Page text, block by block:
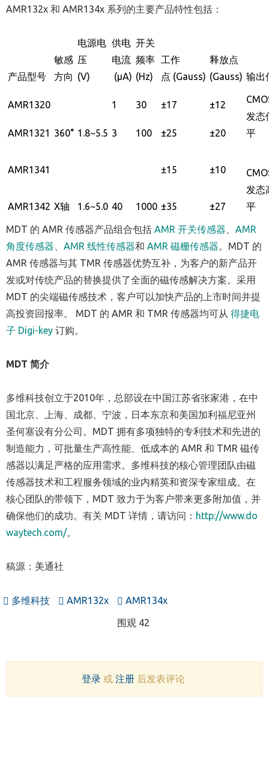
AMR132x 和 AMR134x 系列的主要产品特性包括：
产品型号
敏感
方向
电源电
压
(V)
供电
电流
(µA)
开关
频率
(Hz)
工作
点 (Gauss)
释放点
(Gauss) 输出
AMR1320
360° 1.8~5.5
1 30 ±17 ±12
发态
平
AMR1321 3 100 ±25 ±20
AMR1341
X轴 1.6~5.0 40 1000
±15 ±10
发态
平
AMR1342 ±35 ±27
MDT 的 AMR 传感器产品组合包括 AMR 开关传感器
AMR
角度传感器
AMR 线性传感器和 AMR 磁栅传感器。MDT 的
AMR 传感器与其 TMR 传感器优势互补，为客户的新产品开
发或对传统产品的替换提供了全面的磁传感解决方案。采用
MDT 的尖端磁传感技术，客户可以加快产品的上市时间并提
高投资回报率。 MDT 的 AMR 和 TMR 传感器均可从 得捷电
子 Digi-key 订购。
MDT 简介
多维科技创立于2010年，总部设在中国江苏省张家港，在中
国北京、上海、成都、宁波，日本东京和美国加利福尼亚州
圣何塞设有分公司。MDT 拥有多项独特的专利技术和先进的
制造能力，可批量生产高性能、低成本的 AMR 和 TMR 磁传
感器以满足严格的应用需求。多维科技的核心管理团队由磁
传感器技术和工程服务领域的业内精英和资深专家组成。在
核心团队的带领下，MDT 致力于为客户带来更多附加值，并
确保他们的成功。有关 MDT 详情，请访问： http://www.do
waytech.com/。
稿源：美通社
多维科技 AMR132x AMR134x
围观 42
登录或 注册后发表评论